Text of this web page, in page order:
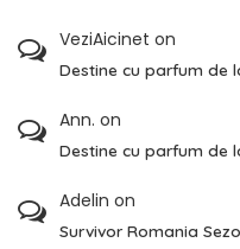
VeziAicinet on
Destine cu parfum de
Ann. on
Destine cu parfum de
Adelin on
Survivor Romania